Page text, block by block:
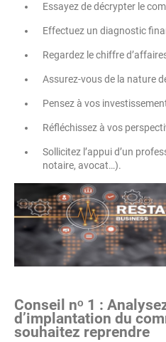
Essayez de décrypter le
Effectuez un diagnostic
Regardez le chiffre
Assurez-vous de la nature
Pensez à vos
Réfléchissez à vos
Sollicitez l’appui d’un
notaire, avocat…).
Conseil nᵒ 1 :
d’implantation du
souhaitez reprendre